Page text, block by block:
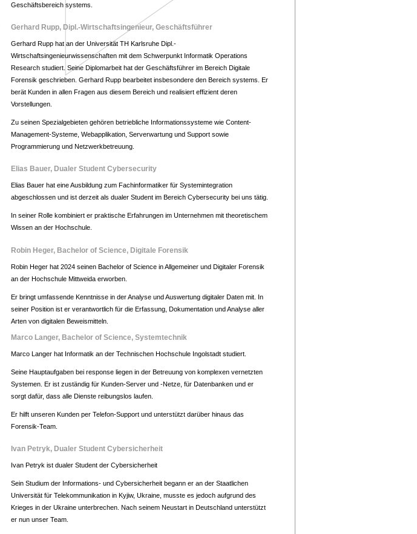
Geschäftsbereich systems.
Gerhard Rupp, Dipl.-Wirtschaftsingenieur, Geschäftsführer
Gerhard Rupp hat an der Universität TH Karlsruhe Dipl.-
Wirtschaftsingenieurwissenschaften mit dem Schwerpunkt Informatik Operations
Research studiert. Seine Diplomarbeit hat der Geschäftsführer im Bereich Digitale
Forensik geschrieben. Gerhard Rupp bearbeitet insbesondere den Bereich systems. Er
berät Kunden in allen Fragen aus diesem Bereich und realisiert effizient deren
Vorstellungen.
Zu seinen Spezialgebieten gehören betriebliche Informationssysteme wie Content-
Management-Systeme, Webapplikation, Serverwartung und Support sowie
Programmierung und Netzwerkbetreuung.
Elias Bauer, Dualer Student Cybersecurity
Elias Bauer hat eine Ausbildung zum Fachinformatiker für Systemintegration
abgeschlossen und ist derzeit als dualer Student im Bereich Cybersecurity bei uns tätig.
In seiner Rolle kombiniert er praktische Erfahrungen im Unternehmen mit theoretischem
Wissen an der Hochschule.
Robin Heger, Bachelor of Science, Digitale Forensik
Robin Heger hat 2024 seinen Bachelor of Science in Allgemeiner und Digitaler Forensik
an der Hochschule Mittweida erworben.
Er bringt umfassende Kenntnisse in der Analyse und Auswertung digitaler Daten mit. In
seiner Position ist er verantwortlich für die Erfassung, Dokumentation und Analyse aller
Arten von digitalen Beweismitteln.
Marco Langer, Bachelor of Science, Systemtechnik
Marco Langer hat Informatik an der Technischen Hochschule Ingolstadt studiert.
Seine Hauptaufgaben bei response liegen in der Betreuung von komplexen vernetzten
Systemen. Er ist zuständig für Kunden-Server und -Netze, für Datenbanken und er
sorgt dafür, dass alle Dienste reibungslos laufen.
Er hilft unseren Kunden per Telefon-Support und unterstützt darüber hinaus das
Forensik-Team.
Ivan Petryk, Dualer Student Cybersicherheit
Ivan Petryk ist dualer Student der Cybersicherheit
Sein Studium der Informations- und Cybersicherheit begann er an der Staatlichen
Universität für Telekommunikation in Kyjiw, Ukraine, musste es jedoch aufgrund des
Krieges in der Ukraine unterbrechen. Nach seinem Neustart in Deutschland unterstützt
er nun unser Team.